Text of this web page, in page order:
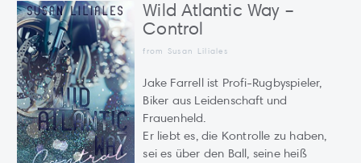
Wild Atlantic Way –
Control
from Susan Liliales
Jake Farrell ist Profi-Rugbyspieler,
Biker aus Leidenschaft und
Frauenheld.
Er liebt es, die Kontrolle zu haben,
sei es über den Ball, seine heiß